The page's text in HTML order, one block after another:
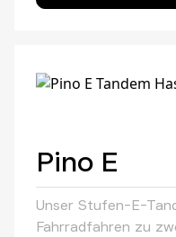
Pino E
Unser Stufen-E-
Fahrradfahren zu